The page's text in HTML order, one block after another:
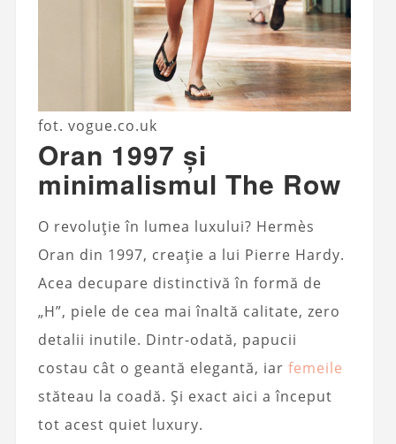
fot. vogue.co.uk
Oran 1997 și
minimalismul The Row
O revoluție în lumea luxului? Hermès
Oran din 1997, creație a lui Pierre Hardy.
Acea decupare distinctivă în formă de
„H”, piele de cea mai înaltă calitate, zero
detalii inutile. Dintr-odată, papucii
costau cât o geantă elegantă, iar femeile
stăteau la coadă. Și exact aici a început
tot acest quiet luxury.